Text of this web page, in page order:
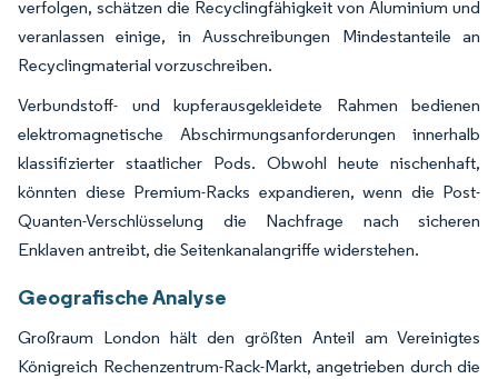
verfolgen, schätzen die Recyclingfähigkeit von Aluminium und
veranlassen einige, in Ausschreibungen Mindestanteile an
Recyclingmaterial vorzuschreiben.
Verbundstoff- und kupferausgekleidete Rahmen bedienen
elektromagnetische Abschirmungsanforderungen innerhalb
klassifizierter staatlicher Pods. Obwohl heute nischenhaft,
könnten diese Premium-Racks expandieren, wenn die Post-
Quanten-Verschlüsselung die Nachfrage nach sicheren
Enklaven antreibt, die Seitenkanalangriffe widerstehen.
Geografische Analyse
Großraum London hält den größten Anteil am Vereinigtes
Königreich Rechenzentrum-Rack-Markt, angetrieben durch die